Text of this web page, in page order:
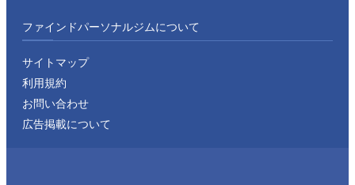
ファインドパーソナルジムについて
サイトマップ
利用規約
お問い合わせ
広告掲載について